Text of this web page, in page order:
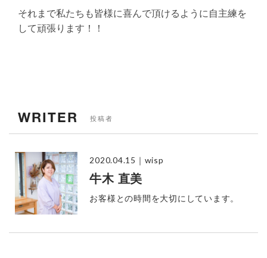
それまで私たちも皆様に喜んで頂けるように自主練を
して頑張ります！！
WRITER 投稿者
2020.04.15 ｜wisp
牛木 直美
お客様との時間を大切にしています。